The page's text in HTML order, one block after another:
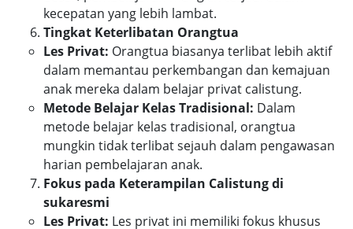
kecepatan yang lebih lambat.
Tingkat Keterlibatan Orangtua
Les Privat: Orangtua biasanya terlibat lebih aktif
dalam memantau perkembangan dan kemajuan
anak mereka dalam belajar privat calistung.
Metode Belajar Kelas Tradisional: Dalam
metode belajar kelas tradisional, orangtua
mungkin tidak terlibat sejauh dalam pengawasan
harian pembelajaran anak.
Fokus pada Keterampilan Calistung di
sukaresmi
Les Privat: Les privat ini memiliki fokus khusus